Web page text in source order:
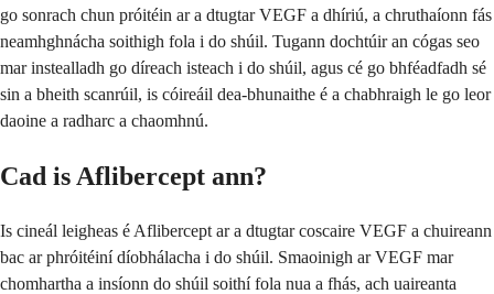
go sonrach chun próitéin ar a dtugtar VEGF a dhíriú, a chruthaíonn fás
neamhghnácha soithigh fola i do shúil. Tugann dochtúir an cógas seo
mar instealladh go díreach isteach i do shúil, agus cé go bhféadfadh sé
sin a bheith scanrúil, is cóireáil dea-bhunaithe é a chabhraigh le go leor
daoine a radharc a chaomhnú.
Cad is Aflibercept ann?
Is cineál leigheas é Aflibercept ar a dtugtar coscaire VEGF a chuireann
bac ar phróitéiní díobhálacha i do shúil. Smaoinigh ar VEGF mar
chomhartha a insíonn do shúil soithí fola nua a fhás, ach uaireanta